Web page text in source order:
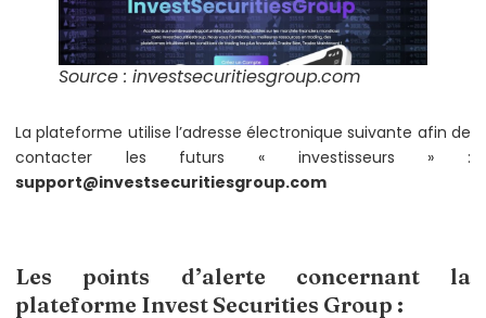
Source : investsecuritiesgroup.com
La plateforme utilise l’adresse électronique suivante afin de
contacter les futurs « investisseurs » :
support@investsecuritiesgroup.com
Les points d’alerte concernant la
plateforme Invest Securities Group :